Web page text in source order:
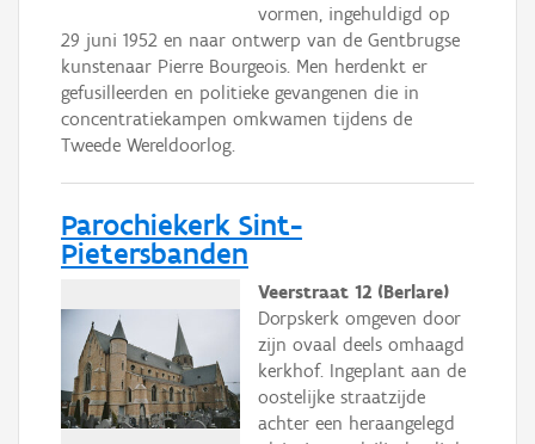
vormen, ingehuldigd op
29 juni 1952 en naar ontwerp van de Gentbrugse
kunstenaar Pierre Bourgeois. Men herdenkt er
gefusilleerden en politieke gevangenen die in
concentratiekampen omkwamen tijdens de
Tweede Wereldoorlog.
Parochiekerk Sint-
Pietersbanden
Veerstraat 12 (Berlare)
Dorpskerk omgeven door
zijn ovaal deels omhaagd
kerkhof. Ingeplant aan de
oostelijke straatzijde
achter een heraangelegd